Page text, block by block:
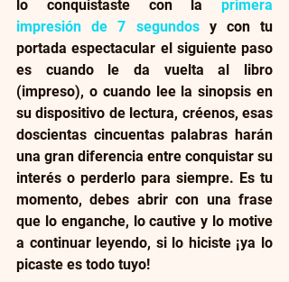
lo conquistaste con la primera
impresión de 7 segundos y con tu
portada espectacular el siguiente paso
es cuando le da vuelta al libro
(impreso), o cuando lee la sinopsis en
su dispositivo de lectura, créenos, esas
doscientas cincuentas palabras harán
una gran diferencia entre conquistar su
interés o perderlo para siempre. Es tu
momento, debes abrir con una frase
que lo enganche, lo cautive y lo motive
a continuar leyendo, si lo hiciste ¡ya lo
picaste es todo tuyo!